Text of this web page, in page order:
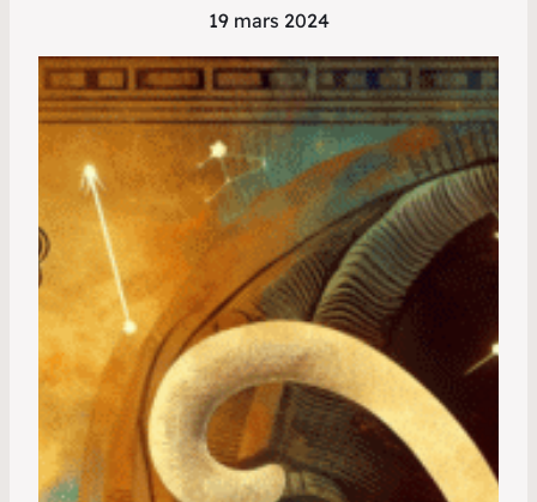
19 mars 2024